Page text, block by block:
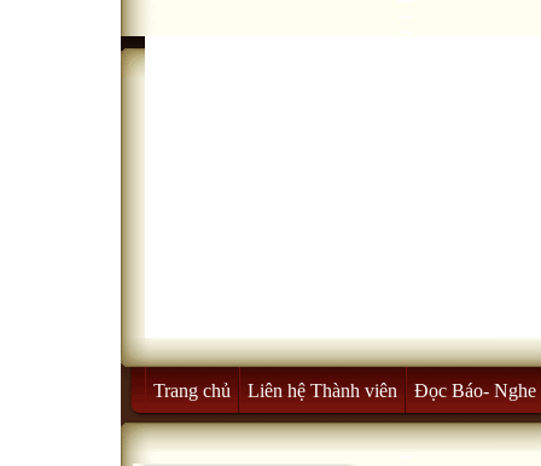
Trang chủ Liên hệ Thành viên Đọc Báo- Nghe